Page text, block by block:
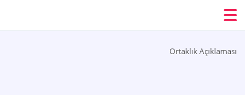
Ortaklık Açıklaması